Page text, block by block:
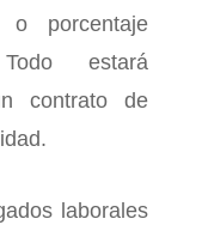
o porcentaje
estará
contrato de
laborales